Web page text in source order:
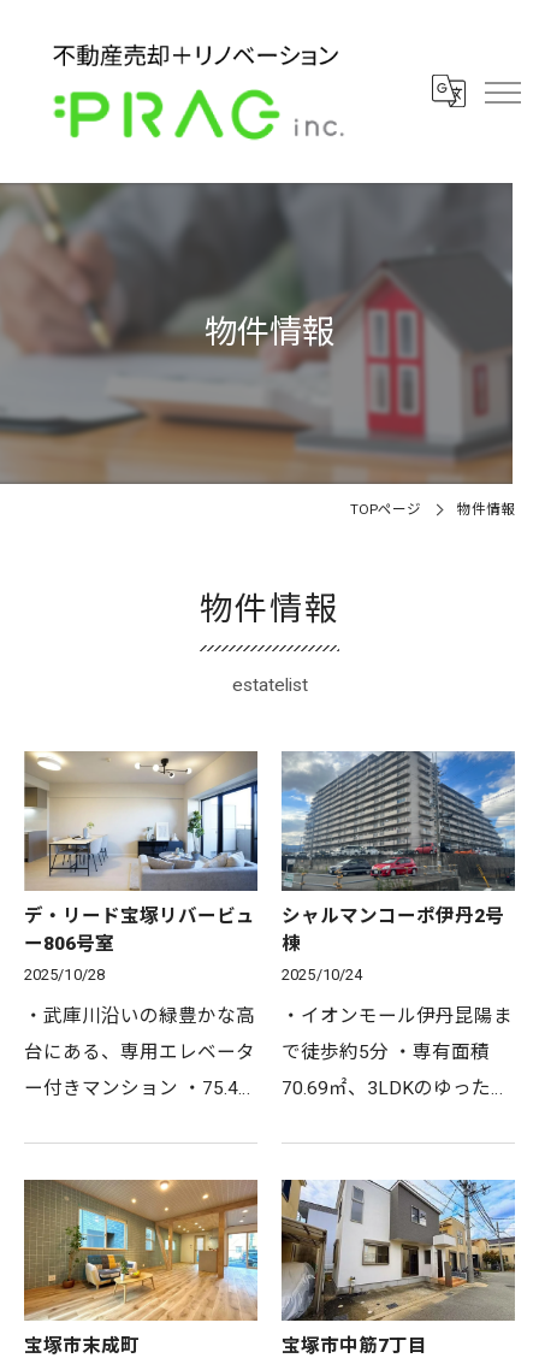
物件情報
TOPページ 物件情報
物件情報
estatelist
デ・リード宝塚リバービュ
ー806号室
2025/10/28
・武庫川沿いの緑豊かな高
台にある、専用エレベータ
ー付きマンション ・75.48
・バルコニーから武庫川を
望むリバービュー ・通
勤、通学に便利な3路線利
用可…
シャルマンコーポ伊丹2号
棟
2025/10/24
・イオンモール伊丹昆陽ま
で徒歩約5分 ・専有面積
70.69㎡、3LDKのゆったり
ーなど収納多数 ・エレベ
ーターからお部屋までフラ
ットで近い距離 ・令和7年
11…
宝塚市末成町
宝塚市中筋7丁目